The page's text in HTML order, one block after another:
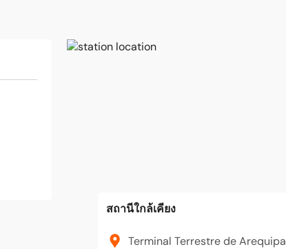
สถานีใกล้เคียง
Terminal Terrestre de Arequipa